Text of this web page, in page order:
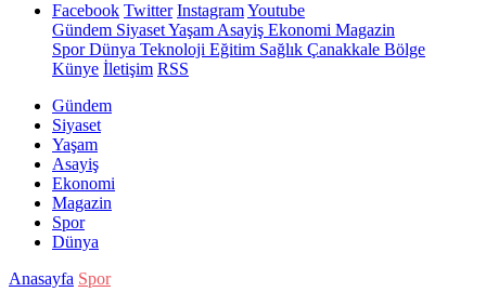
Facebook Twitter InstagramYoutube
Gündem SiyasetYaşam Asayiş Ekonomi Magazin
SporDünya Teknoloji Eğitim Sağlık Çanakkale Bölge
Künye İletişim RSS
Gündem
Siyaset
Yaşam
Asayiş
Ekonomi
Magazin
Spor
Dünya
Anasayfa Spor